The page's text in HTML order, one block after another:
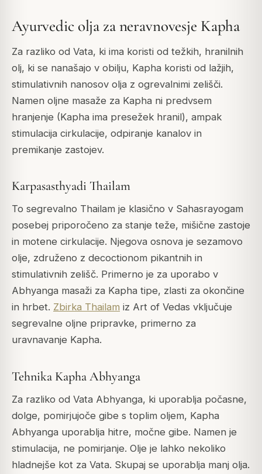
Ayurvedic olja za neravnovesje Kapha
Za razliko od Vata, ki ima koristi od težkih, hranilnih
olj, ki se nanašajo v obilju, Kapha koristi od lažjih,
stimulativnih nanosov olja z ogrevalnimi zelišči.
Namen oljne masaže za Kapha ni predvsem
hranjenje (Kapha ima presežek hranil), ampak
stimulacija cirkulacije, odpiranje kanalov in
premikanje zastojev.
Karpasasthyadi Thailam
To segrevalno Thailam je klasično v Sahasrayogam
posebej priporočeno za stanje teže, mišične zastoje
in motene cirkulacije. Njegova osnova je sezamovo
olje, združeno z decoctionom pikantnih in
stimulativnih zelišč. Primerno je za uporabo v
Abhyanga masaži za Kapha tipe, zlasti za okončine
in hrbet. Zbirka Thailam iz Art of Vedas vključuje
segrevalne oljne pripravke, primerno za
uravnavanje Kapha.
Tehnika Kapha Abhyanga
Za razliko od Vata Abhyanga, ki uporablja počasne,
dolge, pomirjujoče gibe s toplim oljem, Kapha
Abhyanga uporablja hitre, močne gibe. Namen je
stimulacija, ne pomirjanje. Olje je lahko nekoliko
hladnejše kot za Vata. Skupaj se uporablja manj olja.